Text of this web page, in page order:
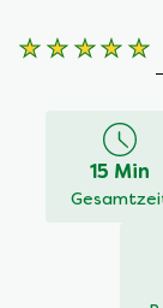
Die
durchschnittliche
15 Min